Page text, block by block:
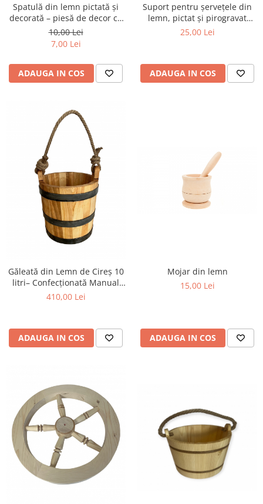
Spatulă din lemn pictată și
decorată – piesă de decor cu
farmec tradițional
10,00 Lei
7,00 Lei
ADAUGA IN COS
Suport pentru șervețele din
lemn, pictat și pirogravat
manual
25,00 Lei
ADAUGA IN COS
Găleată din Lemn de Cireș 10
litri– Confecționată Manual
prin Tehnica Tradițională a
410,00 Lei
ADAUGA IN COS
Mojar din lemn
15,00 Lei
ADAUGA IN COS